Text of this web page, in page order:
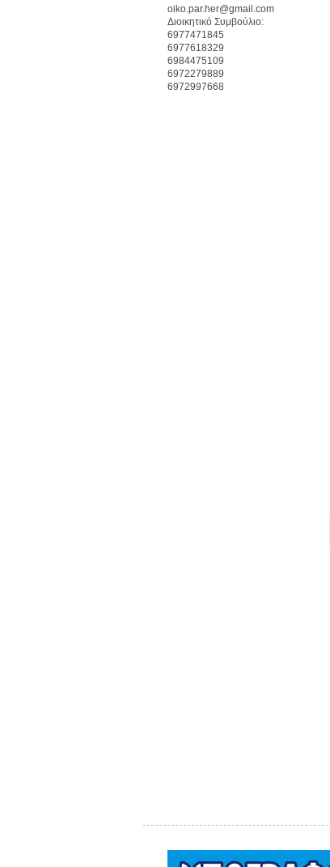
oiko.par.her@gmail.com
Διοικητικό Συμβούλιο:
6977471845
6977618329
6984475109
6972279889
6972997668